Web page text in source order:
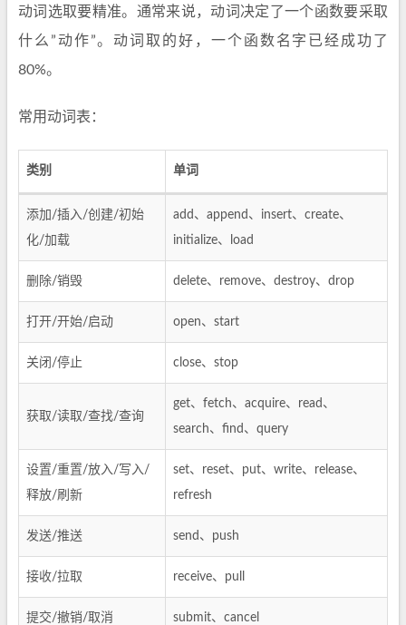
动词选取要精准。通常来说，动词决定了一个函数要采取
什么”动作”。动词取的好，一个函数名字已经成功了
80%。
常用动词表：
类别 单词
添加/插入/创建/初始
化/加载
add、append、insert、create、
initialize、load
删除/销毁 delete、remove、destroy、drop
打开/开始/启动 open、start
关闭/停止 close、stop
获取/读取/查找/查询
get、fetch、acquire、read、
search、find、query
设置/重置/放入/写入/
释放/刷新
set、reset、put、write、release、
refresh
发送/推送 send、push
接收/拉取 receive、pull
提交/撤销/取消 submit、cancel